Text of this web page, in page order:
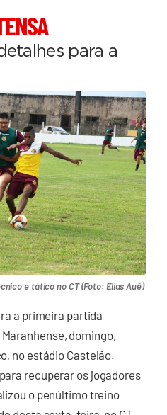
para a
e tático no CT (Foto: Elias Auê)
a primeira partida
domingo,
no estádio Castelão.
recuperar os jogadores
o penúltimo treino